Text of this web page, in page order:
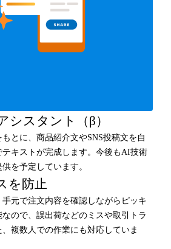
シスタント（β）
とに、商品紹介文やSNS投稿文を自
テキストが完成します。今後もAI技術
を予定しています。
を防止
元で注文内容を確認しながらピッキ
ので、誤出荷などのミスや取引トラ
複数人での作業にも対応していま